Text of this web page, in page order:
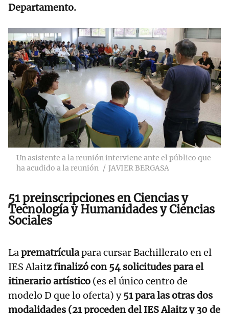
Departamento.
Un asistente a la reunión interviene ante el público que
ha acudido a la reunión
JAVIER BERGASA
51 preinscripciones en Ciencias y
Tecnología y Humanidades y Ciencias
Sociales
Laprematrículapara cursar Bachillerato en el
IES Alaitz finalizó con 54 solicitudes para el
itinerario artístico (es el único centro de
modelo D que lo oferta) y51 para las otras dos
modalidades (21 proceden del IES Alaitz y 30 de